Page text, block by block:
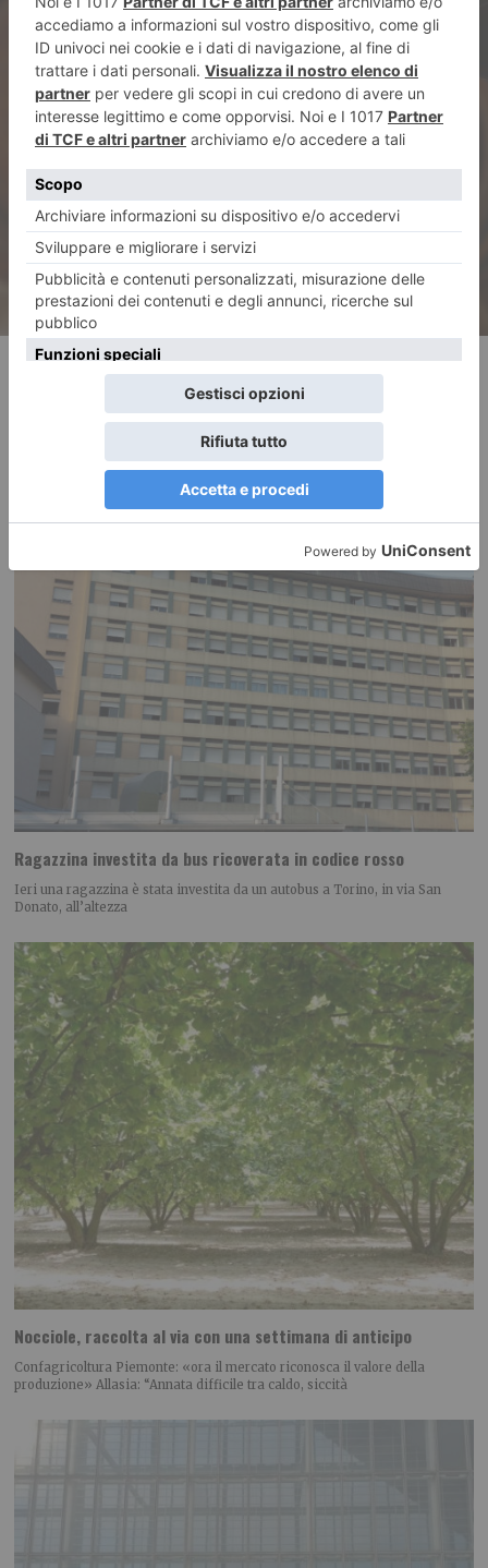
ARTICOLO SUCCESSIVO
Il Piemonte a Vinitaly Special
edition
RECENTI:
Ragazzina investita da bus ricoverata in codice rosso
Ieri una ragazzina è stata investita da un autobus a Torino, in via San
Donato, all’altezza
Nocciole, raccolta al via con una settimana di anticipo
Confagricoltura Piemonte: «ora il mercato riconosca il valore della
produzione» Allasia: “Annata difficile tra caldo, siccità